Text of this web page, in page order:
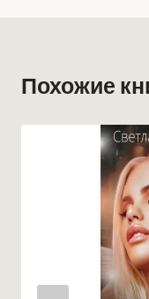
Похожие